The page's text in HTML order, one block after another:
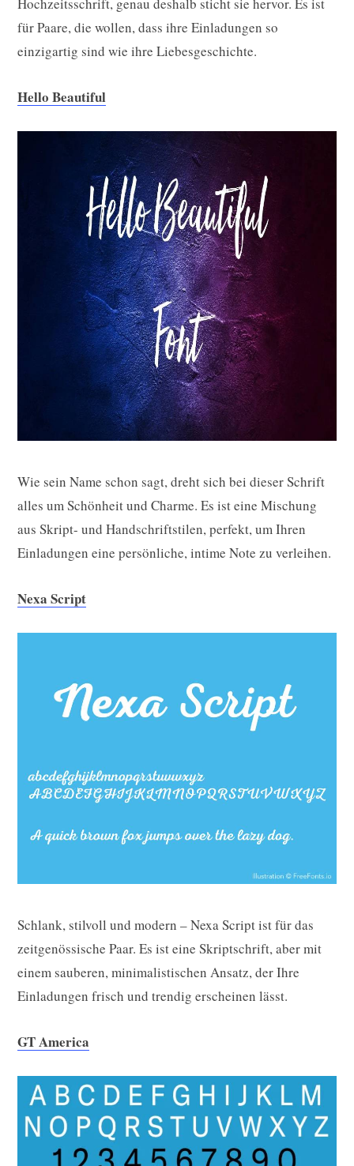
für Paare, die wollen, dass ihre Einladungen so
einzigartig sind wie ihre Liebesgeschichte.
Hello Beautiful
Wie sein Name schon sagt, dreht sich bei dieser Schrift
alles um Schönheit und Charme. Es ist eine Mischung
aus Skript- und Handschriftstilen, perfekt, um Ihren
Einladungen eine persönliche, intime Note zu verleihen.
Nexa Script
Schlank, stilvoll und modern – Nexa Script ist für das
zeitgenössische Paar. Es ist eine Skriptschrift, aber mit
einem sauberen, minimalistischen Ansatz, der Ihre
Einladungen frisch und trendig erscheinen lässt.
GT America